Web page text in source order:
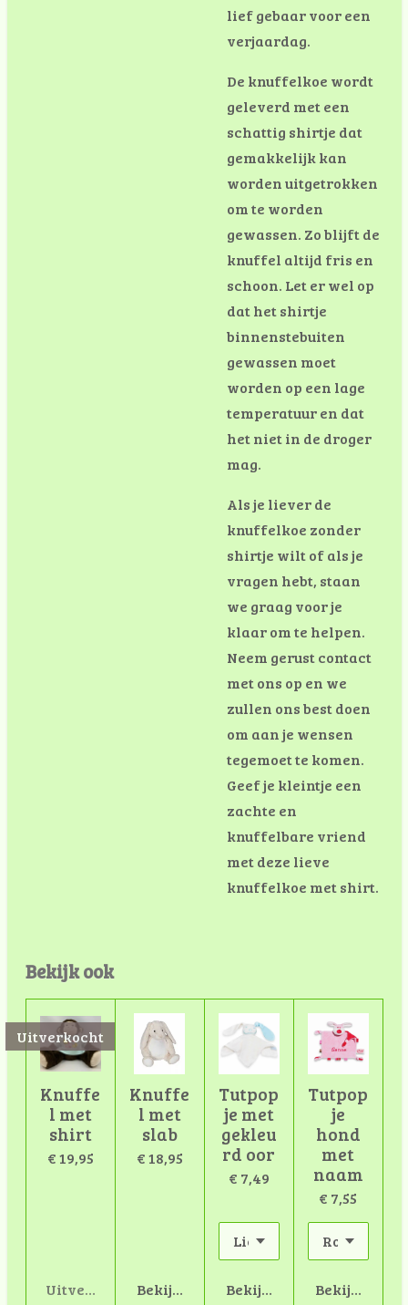
lief gebaar voor een
verjaardag.
De knuffelkoe wordt
geleverd meteen
schattig shirtje dat
gemakkelijk kan
wordenuitgetrokken
omte worden
gewassen. Zoblijftde
knuffel altijd fris en
schoon. Leterwel op
dathetshirtje
binnenstebuiten
gewassen moet
worden op een lage
temperatuuren dat
hetnietin de droger
mag.
Alsje lieverde
knuffelkoe zonder
shirtje wiltofalsje
vragen hebt, staan
we graag voorje
klaaromte helpen.
Neem gerustcontact
metons op en we
zullen onsbestdoen
om aanje wensen
tegemoette komen.
Geefje kleintje een
zachte en
knuffelbare vriend
metdeze lieve
knuffelkoe metshirt.
Bekijk ook
Uitverkocht
Knuffe
l met
shirt
€ 19,95
Uitverkocht
Knuffe
l met
slab
€ 18,95
Bekijk details
Tutpop
je met
gekleu
rd oor
€ 7,49
Bekijk details
Tutpop
je
hond
met
naam
€ 7,55
Bekijk